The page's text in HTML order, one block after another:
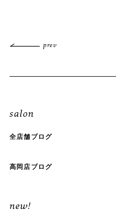
prev
salon
全店舗ブログ
高岡店ブログ
new!